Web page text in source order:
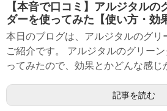
【本音で口コミ】アルジタルの
ダーを使ってみた【使い方・効
本日のブログは、アルジタルのグリ
ご紹介です。 アルジタルのグリー
ってみたので、効果とかどんな感じ
記事を読む